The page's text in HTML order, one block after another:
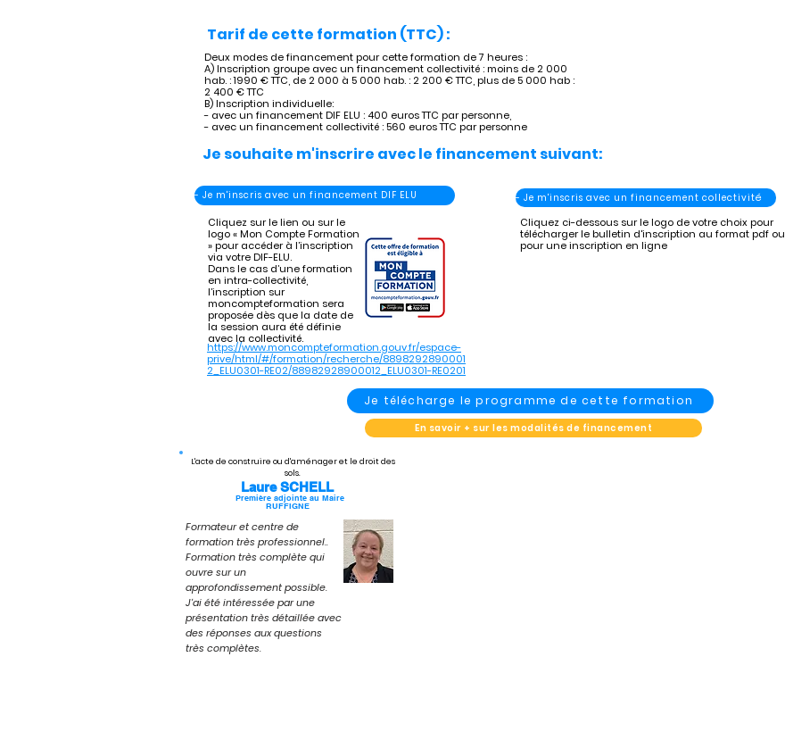
Tarif de cette formation (TTC) :
Deux modes de financement pour cette formation de 7 heures :
A) Inscription groupe avec un financement collectivité : moins de 2 000
hab. : 1990 € TTC, de 2 000 à 5 000 hab. : 2 200 € TTC, plus de 5 000 hab :
2 400 € TTC
B) Inscription individuelle:
- avec un financement DIF ELU : 400 euros TTC par personne,
- avec un financement collectivité : 560 euros TTC par personne
Je souhaite m'inscrire avec le financement suivant:
- Je m'inscris avec un financement DIF ELU - Je m'inscris avec un financement collectivité
Cliquez sur le lien ou sur le
logo « Mon Compte Formation
» pour accéder à l’inscription
via votre DIF-ELU.
Dans le cas d’une formation
en intra-collectivité,
l’inscription sur
moncompteformation sera
proposée dès que la date de
la session aura été définie
avec la collectivité.
https://www.moncompteformation.gouv.fr/espace-
prive/html/#/formation/recherche/8898292890001
2_ELU0301-RE02/88982928900012_ELU0301-RE0201
Cliquez ci-dessous sur le logo de votre choix pour
télécharger le bulletin d'inscription au format pdf ou
pour une inscription en ligne
Je télécharge le programme de cette formation
En savoir + sur les modalités de financement
L'acte de construire ou d'aménager et le droit des
sols.
Laure SCHELL
Première adjointe au Maire
RUFFIGNE
Formateur et centre de
formation très professionnel..
Formation très complète qui
ouvre sur un
approfondissement possible.
J'ai été intéressée par une
présentation très détaillée avec
des réponses aux questions
très complètes.